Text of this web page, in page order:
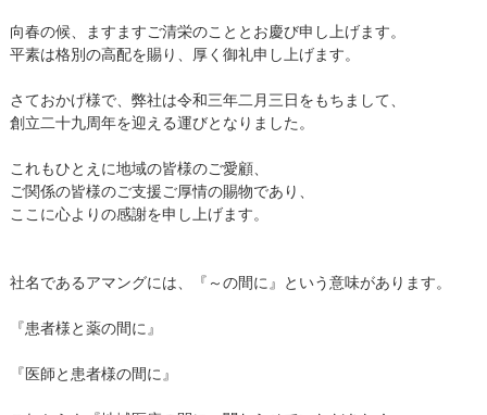
向春の候、ますますご清栄のこととお慶び申し上げます。
平素は格別の高配を賜り、厚く御礼申し上げます。
さておかげ様で、弊社は令和三年二月三日をもちまして、
創立二十九周年を迎える運びとなりました。
これもひとえに地域の皆様のご愛顧、
ご関係の皆様のご支援ご厚情の賜物であり、
ここに心よりの感謝を申し上げます。
社名であるアマングには、『～の間に』という意味があります。
『患者様と薬の間に』
『医師と患者様の間に』